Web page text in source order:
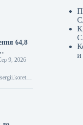
64,8
для
та
війни.
9, 2026
у
рік для
и